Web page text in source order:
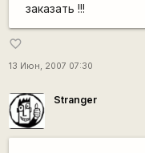
заказать !!!
favorite_border
13 Июн, 2007 07:30
Stranger